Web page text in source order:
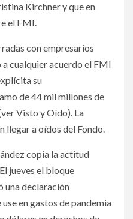
Kirchner y que en
el FMI.
con empresarios
cualquier acuerdo el FMI
su
de 44 mil millones de
Visto y Oído). La
llegar a oídos del Fondo.
copia la actitud
jueves el bloque
una declaración
en gastos de pandemia